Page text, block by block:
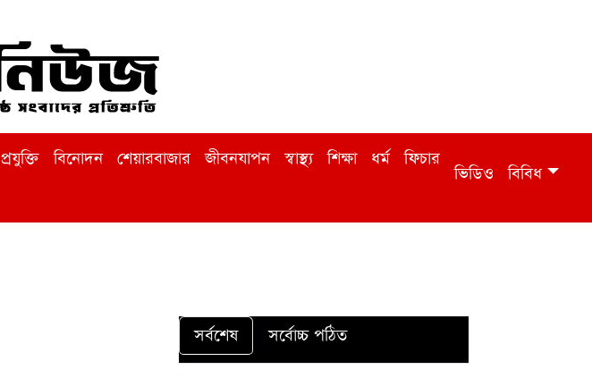
প্রযুক্তি বিনোদন শেয়ারবাজার জীবনযাপন স্বাস্থ্য শিক্ষা ধর্ম ফিচার
ভিডিও বিবিধ
সর্বশেষ সর্বোচ্চ পঠিত